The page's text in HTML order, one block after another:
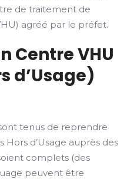
de traitement de
agréé par le préfet.
Centre VHU
d’Usage)
tenus de reprendre
d’Usage auprès des
complets (des
peuvent être